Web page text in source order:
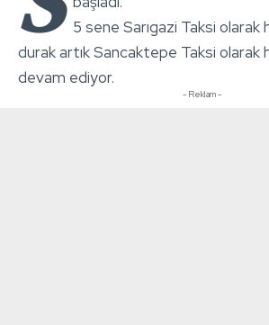
5 sene Sarıgazi Taksi
durak artık Sancaktepe Taksi
devam ediyor.
- Reklam -